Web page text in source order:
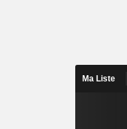
Ma Liste